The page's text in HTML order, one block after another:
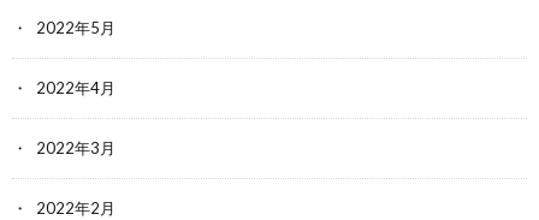
2022年5月
2022年4月
2022年3月
2022年2月